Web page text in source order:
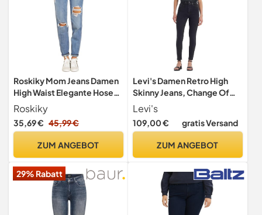
Roskiky Mom Jeans Damen
High Waist Elegante Hose
Bequeme Jeans Sommer
Hellblau Baumwollhose
Blau XL
Roskiky
35,69 € 45,99 €
ZUM ANGEBOT
Levi's Damen Retro High
Skinny Jeans, Change Of
Plans, 27W / 30L
Levi's
109,00 € gratis Versand
ZUM ANGEBOT
29% Rabatt